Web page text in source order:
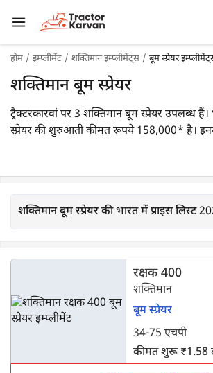
होम इम्प्लीमेंट शक्तिमान इम्प्लीमेंट्स बूम स्प्रेयर
शक्तिमान बूम स्प्रेयर
ट्रैक्टरकारवां पर 3 शक्तिमान बूम स्प्रेयर उपलब्ध
स्प्रेयर की शुरुआती कीमत रूपये 158,000* है।
शक्तिमान बूम स्प्रेयर की भारत में प्राइस लिस्ट
रक्षक 400
शक्तिमान
बूम स्प्रेयर
34-75 एचपी
कीमत शुरू ₹1.58